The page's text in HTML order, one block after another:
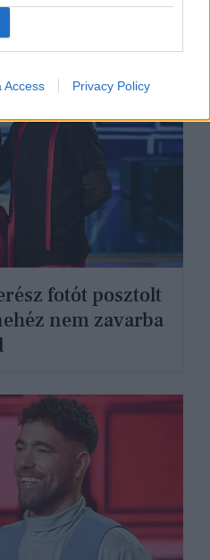
Access Privacy Policy
fotót posztolt
nem zavarba